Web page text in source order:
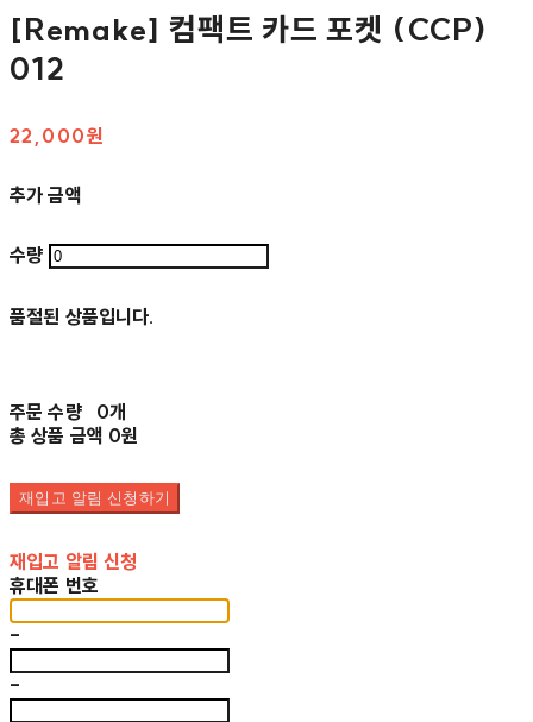
[Remake] 컴팩트 카드 포켓 (CCP)
012
22,000원
추가 금액
수량
품절된 상품입니다.
주문 수량
0개
총 상품 금액 0원
재입고 알림 신청하기
재입고 알림 신청
휴대폰 번호
-
-